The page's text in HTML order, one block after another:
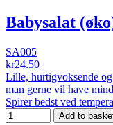
Babysalat
SA005
kr24.50
Lille, hurtigvoksende
man gerne vil have
Spirer bedst ved
Add to